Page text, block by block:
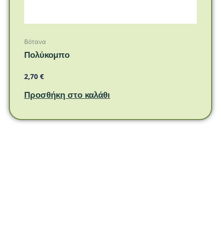
Βότανα
Πολύκομπο
2,70€
Προσθήκη στο καλάθι